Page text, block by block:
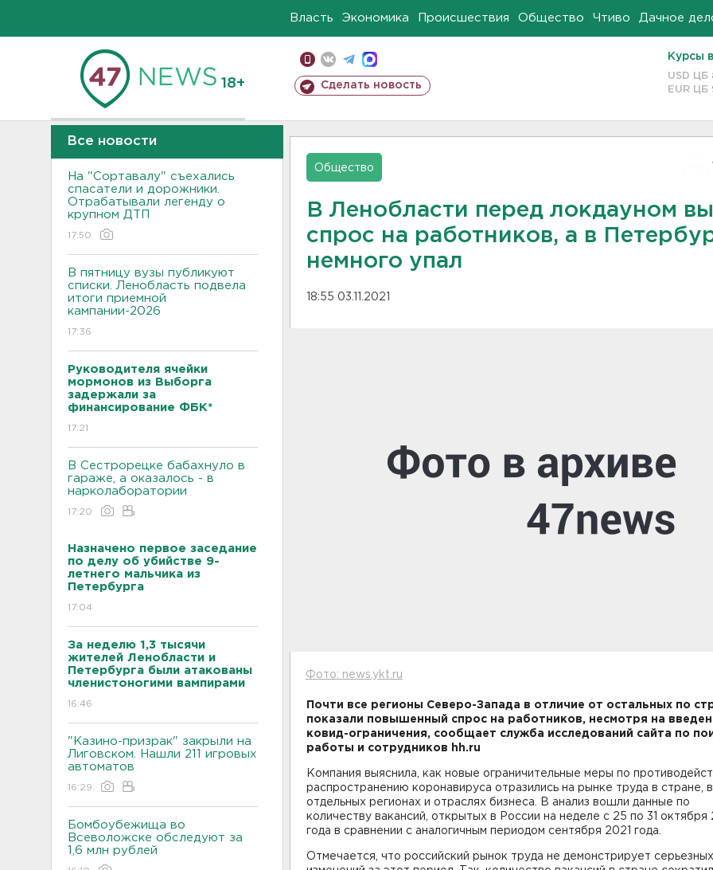
Власть Экономика Происшествия Общество Чтиво Дачное
18+ Сделать новость
Курсы
USD ЦБ
EUR ЦБ
Все новости
На "Сортавалу" съехались
спасатели и дорожники.
Отрабатывали легенду о
крупном ДТП
17:50
В пятницу вузы публикуют
списки. Ленобласть подвела
итоги приемной
кампании-2026
17:36
Руководителя ячейки
мормонов из Выборга
задержали за
финансирование ФБК*
17:21
В Сестрорецке бабахнуло в
гараже, а оказалось - в
нарколаборатории
17:20
Назначено первое заседание
по делу об убийстве 9-
летнего мальчика из
Петербурга
17:04
За неделю 1,3 тысячи
жителей Ленобласти и
Петербурга были атакованы
членистоногими вампирами
16:46
"Казино-призрак" закрыли на
Лиговском. Нашли 211 игровых
автоматов
16:29
Бомбоубежища во
Всеволожске обследуют за
1,6 млн рублей
Общество
В Ленобласти перед локдауном
спрос на работников, а в
немного упал
18:55 03.11.2021
Фото: news.ykt.ru
Почти все регионы Северо-Запада в отличие от остальных по
показали повышенный спрос на работников, несмотря на
ковид-ограничения, сообщает служба исследований сайта по
работы и сотрудников hh.ru
Компания выяснила, как новые ограничительные меры по
распространению коронавируса отразились на рынке труда в стране, в
отдельных регионах и отраслях бизнеса. В анализ вошли данные по
количеству вакансий, открытых в России на неделе с 25 по 31 октября
года в сравнении с аналогичным периодом сентября 2021 года.
Отмечается, что российский рынок труда не демонстрирует серьезных